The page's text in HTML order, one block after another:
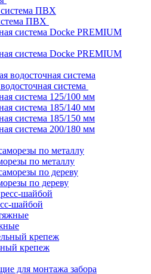
ПВХ
система Docke PREMIUM
система Docke PREMIUM
система
система 125/100 мм
система 185/140 мм
система 185/150 мм
система 200/180 мм
по металлу
по дереву
шайбой
крепеж